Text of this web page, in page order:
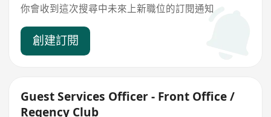
你會收到這次搜尋中未來上新職位的訂閱通知
創建訂閱
Guest Services Officer - Front Office /
Regency Club